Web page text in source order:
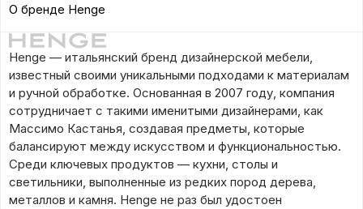
О бренде Henge
Henge — итальянский бренд дизайнерской мебели,
известный своими уникальными подходами к материалам
и ручной обработке. Основанная в 2007 году, компания
сотрудничает с такими именитыми дизайнерами, как
Массимо Кастанья, создавая предметы, которые
балансируют между искусством и функциональностью.
Среди ключевых продуктов — кухни, столы и
светильники, выполненные из редких пород дерева,
металлов и камня. Henge не раз был удостоен